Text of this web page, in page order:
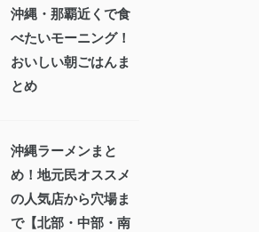
沖縄・那覇近くで食
べたいモーニング！
おいしい朝ごはんま
とめ
沖縄ラーメンまと
め！地元民オススメ
の人気店から穴場ま
で【北部・中部・南